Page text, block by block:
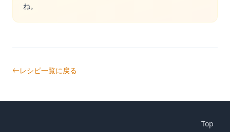
ね。
レシピ一覧に戻る
Top